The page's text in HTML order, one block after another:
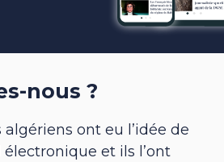
nous ?
ont eu l’idée de
et ils l’ont